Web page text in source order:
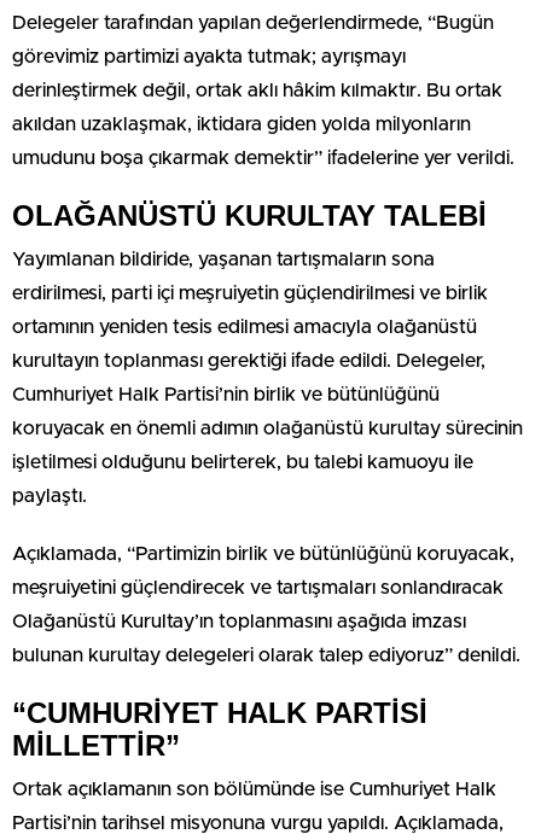
Delegeler tarafından yapılan değerlendirmede, “Bugün
görevimiz partimizi ayakta tutmak; ayrışmayı
derinleştirmek değil, ortak aklı hâkim kılmaktır. Bu ortak
akıldan uzaklaşmak, iktidara giden yolda milyonların
umudunu boşa çıkarmak demektir” ifadelerine yer verildi.
OLAĞANÜSTÜ KURULTAY TALEBİ
Yayımlanan bildiride, yaşanan tartışmaların sona
erdirilmesi, parti içi meşruiyetin güçlendirilmesi ve birlik
ortamının yeniden tesis edilmesi amacıyla olağanüstü
kurultayın toplanması gerektiği ifade edildi. Delegeler,
Cumhuriyet Halk Partisi’nin birlik ve bütünlüğünü
koruyacak en önemli adımın olağanüstü kurultay sürecinin
işletilmesi olduğunu belirterek, bu talebi kamuoyu ile
paylaştı.
Açıklamada, “Partimizin birlik ve bütünlüğünü koruyacak,
meşruiyetini güçlendirecek ve tartışmaları sonlandıracak
Olağanüstü Kurultay’ın toplanmasını aşağıda imzası
bulunan kurultay delegeleri olarak talep ediyoruz” denildi.
“CUMHURİYET HALK PARTİSİ
MİLLETTİR”
Ortak açıklamanın son bölümünde ise Cumhuriyet Halk
Partisi’nin tarihsel misyonuna vurgu yapıldı. Açıklamada,